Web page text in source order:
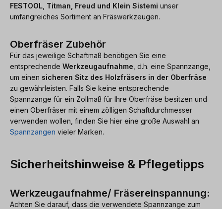
FESTOOL Titman, Freud und Klein Sistemi unser
umfangreiches Sortiment an Fräswerkzeugen.
Oberfräser Zubehör
Für das jeweilige Schaftmaß benötigen Sie eine
entsprechende Werkzeugaufnahme , d.h. eine Spannzange,
um einen sicheren Sitz des Holzfräsers in der Oberfräse
zu gewährleisten. Falls Sie keine entsprechende
Spannzange für ein Zollmaß für Ihre Oberfräse besitzen und
einen Oberfräser mit einem zölligen Schaftdurchmesser
verwenden wollen, finden Sie hier eine große Auswahl an
Spannzangen vieler Marken.
Sicherheitshinweise & Pflegetipps
Werkzeugaufnahme/ Fräsereinspannung:
Achten Sie darauf, dass die verwendete Spannzange zum